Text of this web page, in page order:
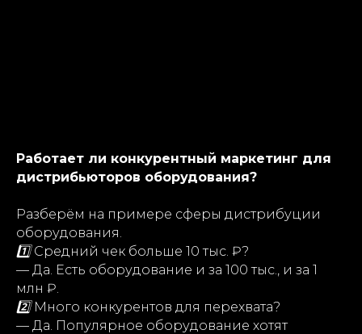
Работает ли конкурентный маркетинг для
дистрибьюторов оборудования?
Разберём на примере сферы дистрибуции
оборудования.
1️⃣Средний чек больше 10 тыс. ₽?
— Да. Есть оборудование и за 100 тыс., и за 1
млн ₽.
2️⃣Много конкурентов для перехвата?
— Да. Популярное оборудование хотят